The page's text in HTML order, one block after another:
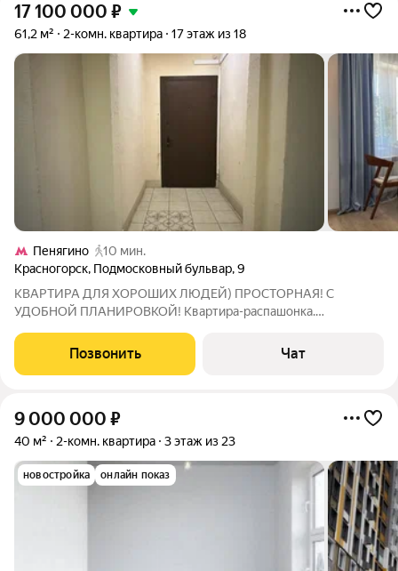
17 100 000 ₽
61,2 м² 2-комн. квартира 17 этаж из 18
Пенягино
10 мин.
Красногорск, Подмосковный бульвар,9
КВАРТИРА ДЛЯ ХОРОШИХ ЛЮДЕЙ) ПРОСТОРНАЯ! С
УДОБНОЙ ПЛАНИРОВКОЙ! Квартира-распашонка.
спальня. Можно изолировать еще одну комнату. Санузел
совмещенный. Есть ГАРДЕРОБНАЯ, где сохранены все
Позвонить Чат
9 000 000 ₽
40 м² 2-комн. квартира 3 этаж из 23
новостройка онлайн показ